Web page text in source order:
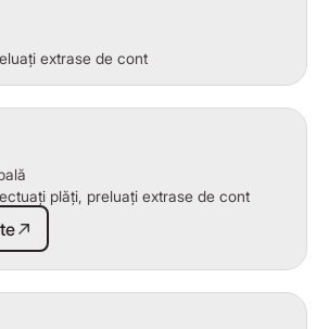
extrase de cont
plăți, preluați extrase de cont
multe